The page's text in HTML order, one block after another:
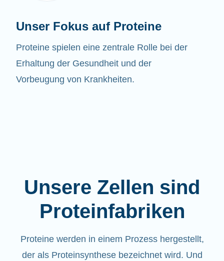
Unser Fokus auf Proteine
Proteine spielen eine zentrale Rolle bei der
Erhaltung der Gesundheit und der
Vorbeugung von Krankheiten.
Unsere Zellen sind
Proteinfabriken
Proteine werden in einem Prozess hergestellt,
der als Proteinsynthese bezeichnet wird. Und